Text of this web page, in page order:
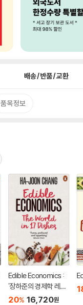
배송/반품/교환
품목정보
Edible Economics :
'장하준의 경제학 레시
피' 원서
20% 16,720원